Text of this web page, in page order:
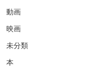
動画
映画
未分類
本